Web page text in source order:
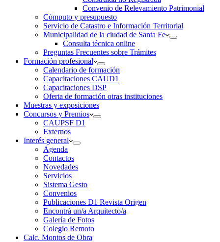
Convenio de Relevamiento Patrimonial
Cómputo y presupuesto
Servicio de Catastro e Información Territorial
Municipalidad de la ciudad de Santa Fe
Consulta técnica online
Preguntas Frecuentes sobre Trámites
Formación profesional
Calendario de formación
Capacitaciones CAUD1
Capacitaciones DSP
Oferta de formación otras instituciones
Muestras y exposiciones
Concursos y Premios
CAUPSF D1
Externos
Interés general
Agenda
Contactos
Novedades
Servicios
Sistema Gesto
Convenios
Publicaciones D1 Revista Origen
Encontrá un/a Arquitecto/a
Galería de Fotos
Colegio Remoto
Calc. Montos de Obra